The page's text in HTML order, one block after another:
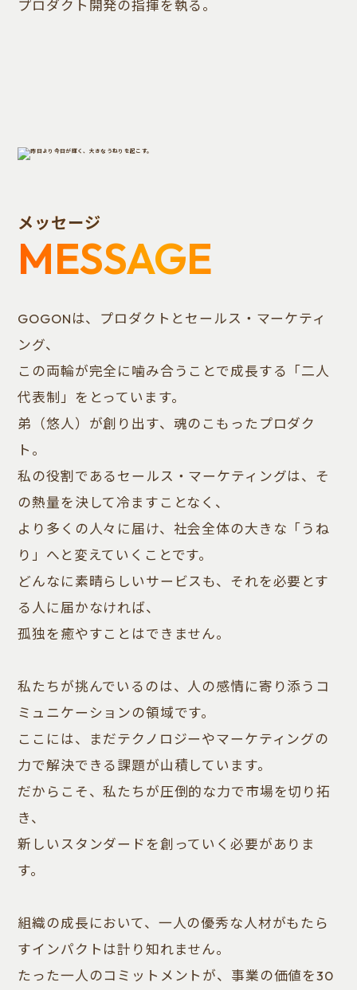
プロダクト開発の指揮を執る。
メッセージ
MESSAGE
GOGONは、プロダクトとセールス・マーケティ
ング、
この両輪が完全に噛み合うことで成長する「二人
代表制」をとっています。
弟（悠人）が創り出す、魂のこもったプロダク
ト。
私の役割であるセールス・マーケティングは、そ
の熱量を決して冷ますことなく、
より多くの人々に届け、社会全体の大きな「うね
り」へと変えていくことです。
どんなに素晴らしいサービスも、それを必要とす
る人に届かなければ、
孤独を癒やすことはできません。
私たちが挑んでいるのは、人の感情に寄り添うコ
ミュニケーションの領域です。
ここには、まだテクノロジーやマーケティングの
力で解決できる課題が山積しています。
だからこそ、私たちが圧倒的な力で市場を切り拓
き、
新しいスタンダードを創っていく必要がありま
す。
組織の成長において、一人の優秀な人材がもたら
すインパクトは計り知れません。
たった一人のコミットメントが、事業の価値を30